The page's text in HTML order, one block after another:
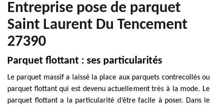
Entreprise pose de parquet
Saint Laurent Du Tencement
27390
Parquet flottant : ses particularités
Le parquet massif a laissé la place aux parquets contrecollés ou
parquet flottant qui est devenu actuellement très à la mode. Le
parquet flottant a la particularité d’être facile à poser. Dans le